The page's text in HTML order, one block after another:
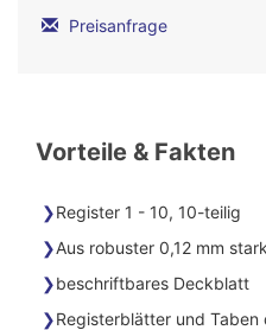
Preisanfrage
Vorteile & Fakten
Register 1 - 10, 10-teilig
Aus robuster 0,12 mm
beschriftbares Deckblatt
Registerblätter und